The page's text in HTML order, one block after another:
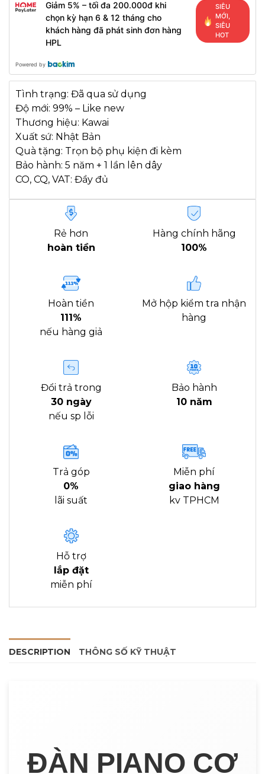
Giảm 5% – tối đa 200.000đ khi
chọn kỳ hạn 6 & 12 tháng cho
khách hàng đã phát sinh đơn hàng
HPL
SIÊU
MỚI,
SIÊU
HOT
Powered by
Tình trạng: Đã qua sử dụng
Độ mới: 99% – Like new
Thương hiệu: Kawai
Xuất sứ: Nhật Bản
Quà tặng: Trọn bộ phụ kiện đi kèm
Bảo hành: 5 năm + 1 lần lên dây
CO, CQ, VAT: Đầy đủ
Rẻ hơn
hoàn tiền
Hàng chính hãng
100%
Hoàn tiền
111%
nếu hàng giả
Mở hộp kiểm tra nhận
hàng
Đổi trả trong
30 ngày
nếu sp lỗi
Bảo hành
10 năm
Trả góp
0%
lãi suất
Miễn phí
giao hàng
kv TPHCM
Hỗ trợ
lắp đặt
miễn phí
DESCRIPTION THÔNG SỐ KỸ THUẬT
ĐÀN PIANO CƠ